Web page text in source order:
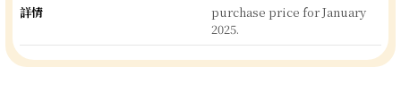
詳情
purchase price for January
2025.